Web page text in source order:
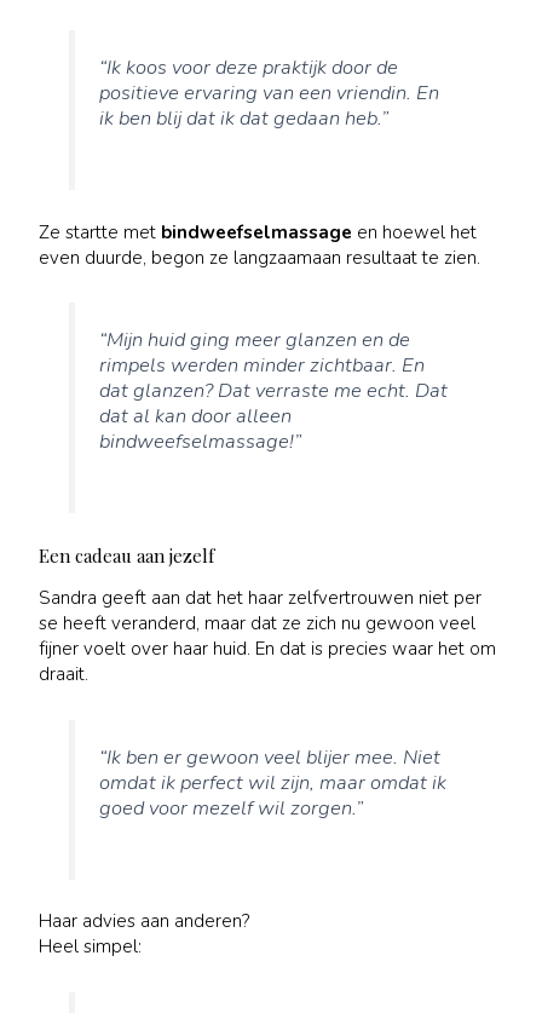
“Ik koos voor deze praktijk door de
positieve ervaring van een vriendin. En
ik ben blij dat ik dat gedaan heb.”
Ze startte met bindweefselmassage en hoewel het
even duurde, begon ze langzaamaan resultaat te zien.
“Mijn huid ging meer glanzen en de
rimpels werden minder zichtbaar. En
dat glanzen? Dat verraste me echt. Dat
dat al kan door alleen
bindweefselmassage!”
Een cadeau aan jezelf
Sandra geeft aan dat het haar zelfvertrouwen niet per
se heeft veranderd, maar dat ze zich nu gewoon veel
fijner voelt over haar huid. En dat is precies waar het om
draait.
“Ik ben er gewoon veel blijer mee. Niet
omdat ik perfect wil zijn, maar omdat ik
goed voor mezelf wil zorgen.”
Haar advies aan anderen?
Heel simpel: